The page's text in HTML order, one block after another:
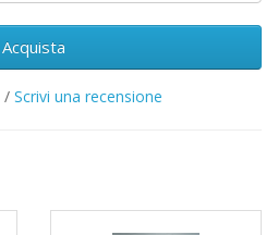
Acquista
/ Scrivi una recensione